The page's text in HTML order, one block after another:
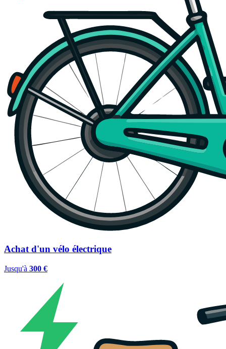
Achat d'un vélo électrique
Jusqu'à 300 €